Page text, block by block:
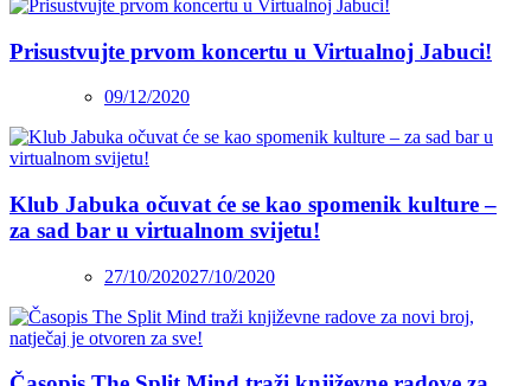
Prisustvujte prvom koncertu u Virtualnoj Jabuci!
09/12/2020
Klub Jabuka očuvat će se kao spomenik kulture –
za sad bar u virtualnom svijetu!
27/10/202027/10/2020